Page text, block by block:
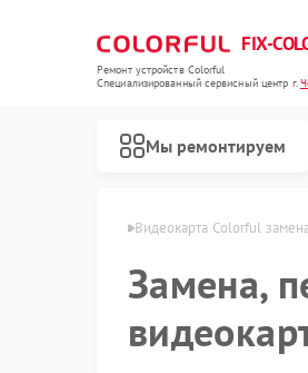
FIX-
Ремонт устройств Colorful
Специализированный cервисный центр г.
Мы ремонтируем
Видеокарта Colorful
Замена,